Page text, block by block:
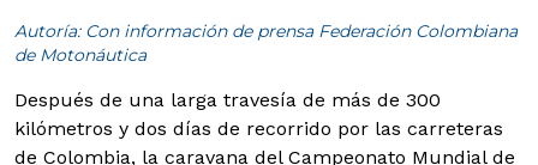
Autoría: Con información de prensa Federación Colombiana
de Motonáutica
Después de una larga travesía de más de 300
kilómetros y dos días de recorrido por las carreteras
de Colombia, la caravana del Campeonato Mundial de